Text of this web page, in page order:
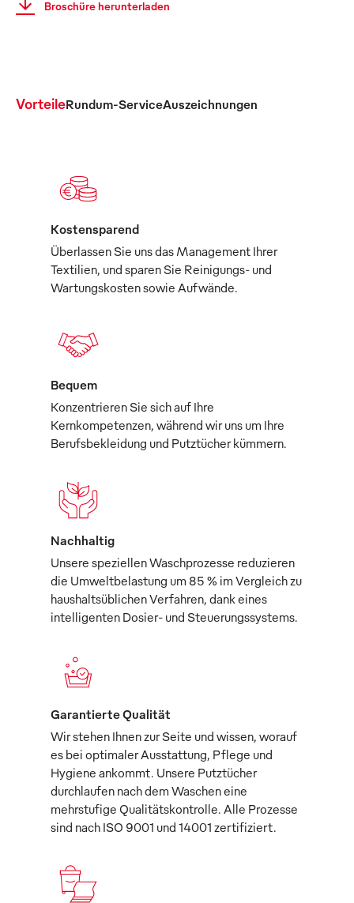
Broschüre herunterladen
VorteileRundum-ServiceAuszeichnungen
Kostensparend
Überlassen Sie uns das Management Ihrer
Textilien, und sparen Sie Reinigungs- und
Wartungskosten sowie Aufwände.
Bequem
Konzentrieren Sie sich auf Ihre
Kernkompetenzen, während wir uns um Ihre
Berufsbekleidung und Putztücher kümmern.
Nachhaltig
Unsere speziellen Waschprozesse reduzieren
die Umweltbelastung um 85 % im Vergleich zu
haushaltsüblichen Verfahren, dank eines
intelligenten Dosier- und Steuerungssystems.
Garantierte Qualität
Wir stehen Ihnen zur Seite und wissen, worauf
es bei optimaler Ausstattung, Pflege und
Hygiene ankommt. Unsere Putztücher
durchlaufen nach dem Waschen eine
mehrstufige Qualitätskontrolle. Alle Prozesse
sind nach ISO 9001 und 14001 zertifiziert.